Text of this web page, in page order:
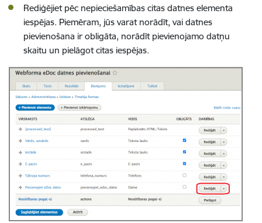
Rediģējiet pēc nepieciešamības citas datnes elementa
iespējas. Piemēram, jūs varat norādīt, vai datnes
pievienošana ir obligāta, norādīt pievienojamo datņu
skaitu un pielāgot citas iespējas.